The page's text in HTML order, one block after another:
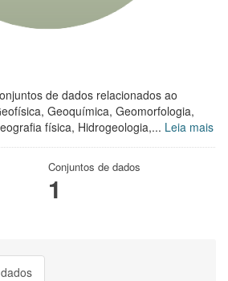
de dados relacionados ao
Geoquímica, Geomorfologia,
física, Hidrogeologia,... Leia mais
Conjuntos de dados
1